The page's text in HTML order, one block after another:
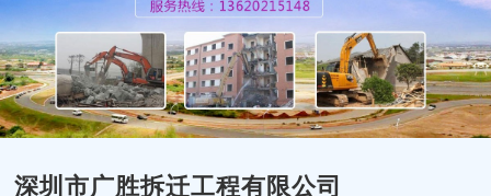
深圳市广胜拆迁工程有限公司